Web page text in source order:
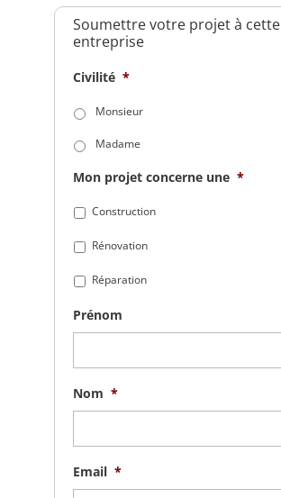
Soumettre votre projet à cette
entreprise
Civilité *
Monsieur
Madame
Mon projet concerne une *
Construction
Rénovation
Réparation
Prénom
Nom *
Email *